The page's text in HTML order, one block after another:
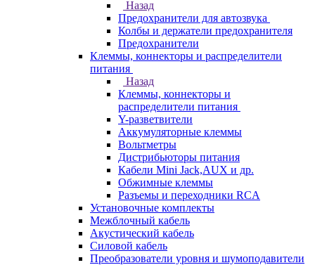
Назад
Предохранители для автозвука
Колбы и держатели предохранителя
Предохранители
Клеммы, коннекторы и распределители
питания
Назад
Клеммы, коннекторы и
распределители питания
Y-разветвители
Аккумуляторные клеммы
Вольтметры
Дистрибьюторы питания
Кабели Mini Jack,AUX и др.
Обжимные клеммы
Разъемы и переходники RCA
Установочные комплекты
Межблочный кабель
Акустический кабель
Силовой кабель
Преобразователи уровня и шумоподавители